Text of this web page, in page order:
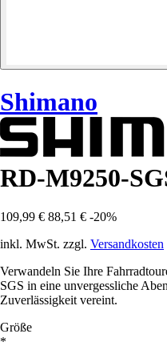
Shimano
RD-M9250-
109,99 € 88,51 € -20%
inkl. MwSt. zzgl. Versandkosten
Verwandeln Sie Ihre
SGS in eine unvergessliche
Zuverlässigkeit vereint.
Größe
*